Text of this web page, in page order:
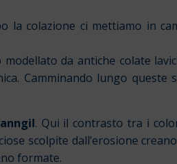
la colazione ci mettiamo in
da antiche colate
Camminando lungo queste
. Qui il contrasto tra i
scolpite dall’erosione
formate.